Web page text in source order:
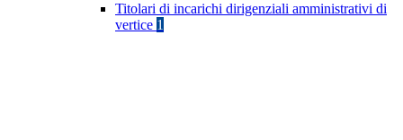
Titolari di incarichi dirigenziali amministrativi di
vertice 1